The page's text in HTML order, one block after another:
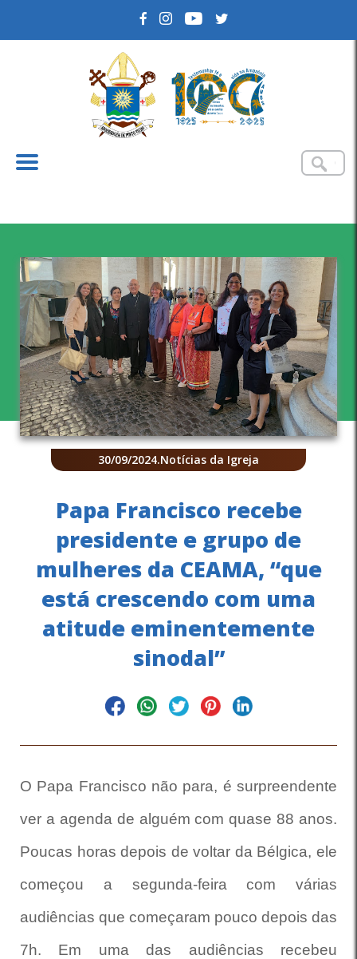
30/09/2024.Notícias da Igreja
Papa Francisco recebe
presidente e grupo de
mulheres da CEAMA, “que
está crescendo com uma
atitude eminentemente
sinodal”
O Papa Francisco não para, é surpreendente
ver a agenda de alguém com quase 88 anos.
Poucas horas depois de voltar da Bélgica, ele
começou a segunda-feira com várias
audiências que começaram pouco depois das
7h. Em uma das audiências recebeu